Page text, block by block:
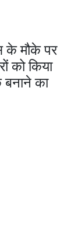
के मौके पर
को किया
बनाने का